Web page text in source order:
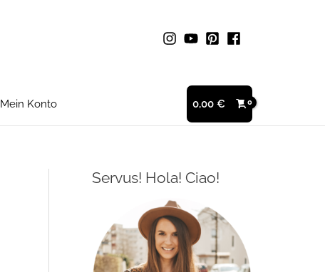
Mein Konto 0,00 €
Servus! Hola! Ciao!